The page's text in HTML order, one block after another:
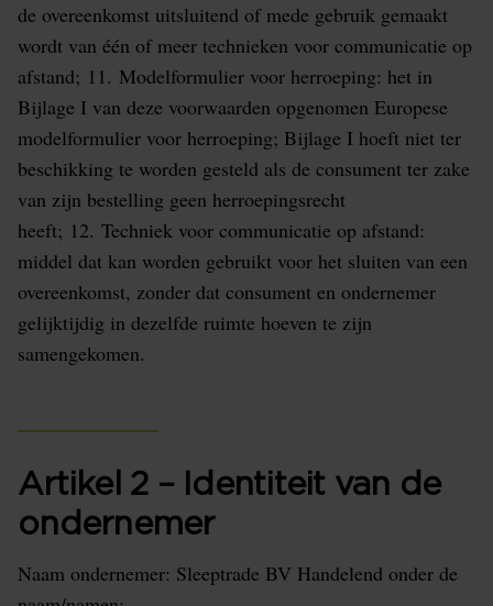
de overeenkomst uitsluitend of mede gebruik gemaakt
wordt van één of meer technieken voor communicatie op
afstand; 11. Modelformulier voor herroeping: het in
Bijlage I van deze voorwaarden opgenomen Europese
modelformulier voor herroeping; Bijlage I hoeft niet ter
beschikking te worden gesteld als de consument ter zake
van zijn bestelling geen herroepingsrecht
heeft; 12. Techniek voor communicatie op afstand:
middel dat kan worden gebruikt voor het sluiten van een
overeenkomst, zonder dat consument en ondernemer
gelijktijdig in dezelfde ruimte hoeven te zijn
samengekomen.
Artikel 2 – Identiteit van de
ondernemer
Naam ondernemer: Sleeptrade BV Handelend onder de